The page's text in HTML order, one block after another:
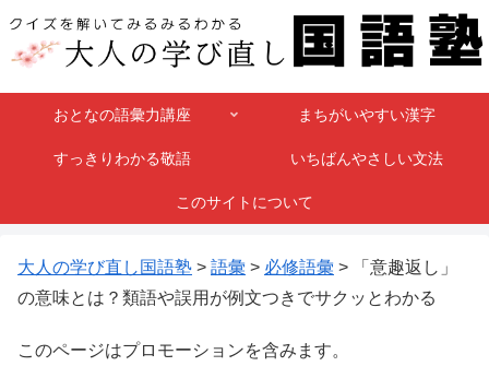
おとなの語彙力講座 まちがいやすい漢字
すっきりわかる敬語 いちばんやさしい文法
このサイトについて
大人の学び直し国語塾 > 語彙 > 必修語彙 >
「意趣返し」
の意味とは？類語や誤用が例文つきでサクッとわかる
このページはプロモーションを含みます。